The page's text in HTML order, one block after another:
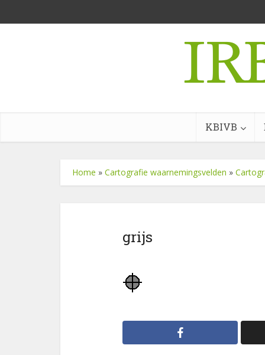
KBIVB
Home » Cartografie waarnemingsvelden »
grijs